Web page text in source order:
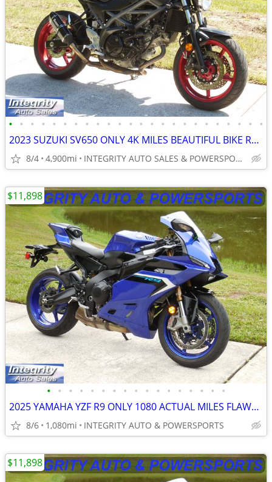
• • • • • • • • • • • • • • • • • • • • • • • •
2023 SUZUKI SV650 ONLY 4K MILES BEAUTIFUL BIKE RUNS AMAZING NO BS FEES
8/4 4,900mi INTEGRITY AUTO SALES & POWERSPORTS
• • • • • • • • • • • • • • • • •
2025 YAMAHA YZF R9 ONLY 1080 ACTUAL MILES FLAWLESS BIKE NO BS FEES!!!!
8/6 1,080mi INTEGRITY AUTO & POWERSPORTS
$11,898
$11,898